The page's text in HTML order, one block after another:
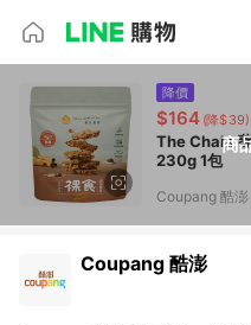
商
降價
$164 (降$39)
The Chala
230g 1包
Coupang 酷澎
Coupang 酷澎